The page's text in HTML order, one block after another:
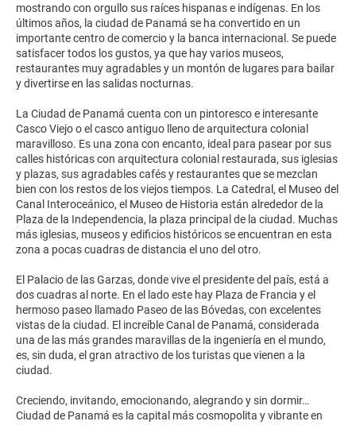
mostrando con orgullo sus raíces hispanas e indígenas. En los
últimos años, la ciudad de Panamá se ha convertido en un
importante centro de comercio y la banca internacional. Se puede
satisfacer todos los gustos, ya que hay varios museos,
restaurantes muy agradables y un montón de lugares para bailar
y divertirse en las salidas nocturnas.
La Ciudad de Panamá cuenta con un pintoresco e interesante
Casco Viejo o el casco antiguo lleno de arquitectura colonial
maravilloso. Es una zona con encanto, ideal para pasear por sus
calles históricas con arquitectura colonial restaurada, sus iglesias
y plazas, sus agradables cafés y restaurantes que se mezclan
bien con los restos de los viejos tiempos. La Catedral, el Museo del
Canal Interoceánico, el Museo de Historia están alrededor de la
Plaza de la Independencia, la plaza principal de la ciudad. Muchas
más iglesias, museos y edificios históricos se encuentran en esta
zona a pocas cuadras de distancia el uno del otro.
El Palacio de las Garzas, donde vive el presidente del país, está a
dos cuadras al norte. En el lado este hay Plaza de Francia y el
hermoso paseo llamado Paseo de las Bóvedas, con excelentes
vistas de la ciudad. El increíble Canal de Panamá, considerada
una de las más grandes maravillas de la ingeniería en el mundo,
es, sin duda, el gran atractivo de los turistas que vienen a la
ciudad.
Creciendo, invitando, emocionando, alegrando y sin dormir…
Ciudad de Panamá es la capital más cosmopolita y vibrante en